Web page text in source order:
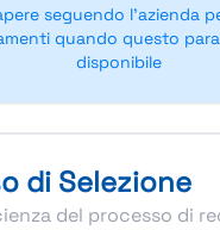
seguendo l'azienda
quando questo
disponibile
di Selezione
del processo di